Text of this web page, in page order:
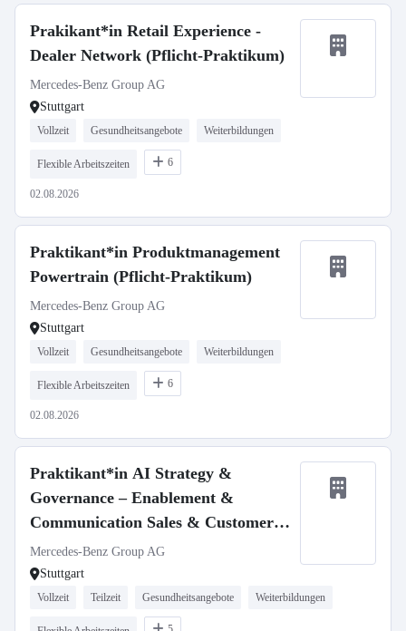
Prakikant*in Retail Experience -
Dealer Network (Pflicht-Praktikum)
Mercedes-Benz Group AG
Stuttgart
Vollzeit Gesundheitsangebote Weiterbildungen
Flexible Arbeitszeiten 6
02.08.2026
Praktikant*in Produktmanagement
Powertrain (Pflicht-Praktikum)
Mercedes-Benz Group AG
Stuttgart
Vollzeit Gesundheitsangebote Weiterbildungen
Flexible Arbeitszeiten 6
02.08.2026
Praktikant*in AI Strategy &
Governance – Enablement &
Communication Sales & Customer
Experience (Pflicht-Praktikum)
Mercedes-Benz Group AG
Stuttgart
Vollzeit Teilzeit Gesundheitsangebote Weiterbildungen